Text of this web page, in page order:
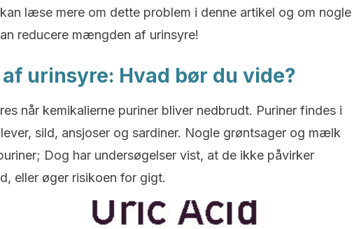
læse mere om dette problem i denne artikel og om nogle
reducere mængden af urinsyre!
urinsyre: Hvad bør du vide?
når kemikalierne puriner bliver nedbrudt. Puriner findes i
sild, ansjoser og sardiner. Nogle grøntsager og mælk
Dog har undersøgelser vist, at de ikke påvirker
eller øger risikoen for gigt.